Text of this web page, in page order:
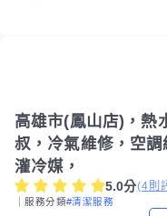
高雄市(鳳山店)，熱
叔，冷氣維修，空調
灌冷媒，
5.0分(4則
｜服務分類#清潔服務